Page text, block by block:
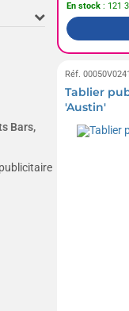
Bars,
En stock : 121
Réf.
Tablier
'Austin'